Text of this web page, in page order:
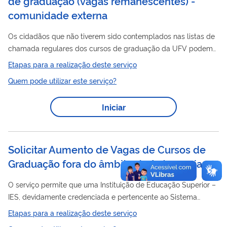
comunidade externa
Os cidadãos que não tiverem sido contemplados nas listas de
chamada regulares dos cursos de graduação da UFV podem
se inscrever para concorrer àsvagasremanescentes dos
Etapas para a realização deste serviço
Quem pode utilizar este serviço?
Iniciar
Solicitar Aumento de Vagas de Cursos de
Graduação fora do âmbito da Autonomia​
O serviço permite que uma Instituição de Educação Superior –
IES, devidamente credenciada e pertencente ao Sistema
Federal de Ensino, solicite ao MEC o aumento de
Etapas para a realização deste serviço